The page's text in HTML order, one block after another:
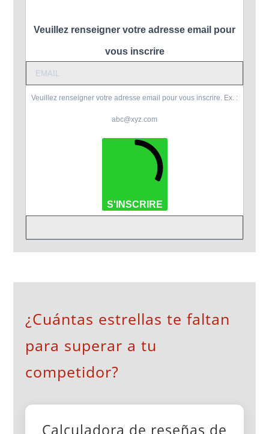
Veuillez renseigner votre adresse email pour
vous inscrire
Veuillez renseigner votre adresse email pour vous inscrire. Ex. :
abc@xyz.com
S'INSCRIRE
¿Cuántas estrellas te faltan
para superar a tu
competidor?
Calculadora de reseñas de